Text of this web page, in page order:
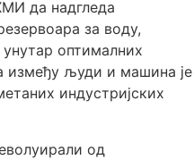
да надгледа
за воду,
оптималних
између људи и машина је
индустријских
од